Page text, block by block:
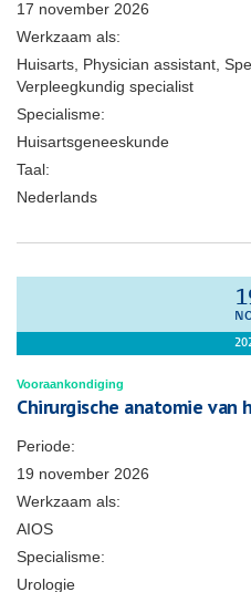
17 november 2026
Werkzaam als:
Huisarts, Physician assistant,
Verpleegkundig specialist
Specialisme:
Huisartsgeneeskunde
Taal:
Nederlands
Vooraankondiging
Chirurgische anatomie
Periode:
19 november 2026
Werkzaam als:
AIOS
Specialisme:
Urologie